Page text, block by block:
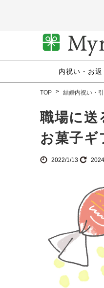
内祝い・お返
TOP 結婚内祝い・
職場に送
お菓子ギ
2022/1/13